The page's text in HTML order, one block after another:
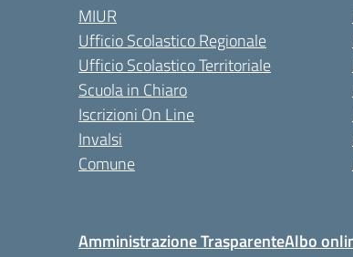
MIUR
Ufficio Scolastico Regionale
Ufficio Scolastico Territoriale
Scuola in Chiaro
Iscrizioni On Line
Invalsi
Comune
Amministrazione TrasparenteAlbo